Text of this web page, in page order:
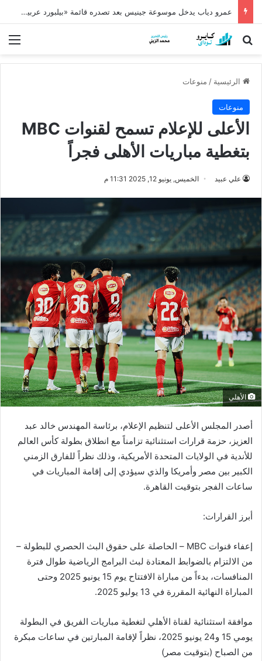
عمرو دياب يدخل موسوعة جينيس بعد تصدره قائمة «بيلبورد عربية» لـ68 أسبوعًا
بحث عن
الرئيسية / منوعات
منوعات
الأعلى للإعلام تسمح لقنوات MBC
بتغطية مباريات الأهلى فجراً
علي عبيد الخميس, يونيو 12, 2025 11:31 م
الأهلي
أصدر المجلس الأعلى لتنظيم الإعلام، برئاسة المهندس خالد عبد
العزيز، حزمة قرارات استثنائية تزامناً مع انطلاق بطولة كأس العالم
للأندية في الولايات المتحدة الأمريكية، وذلك نظراً للفارق الزمني
الكبير بين مصر وأمريكا والذي سيؤدي إلى إقامة المباريات في
ساعات الفجر بتوقيت القاهرة.
أبرز القرارات:
إعفاء قنوات MBC – الحاصلة على حقوق البث الحصري للبطولة –
من الالتزام بالضوابط المعتادة لبث البرامج الرياضية طوال فترة
المنافسات، بدءاً من مباراة الافتتاح يوم 15 يونيو 2025 وحتى
المباراة النهائية المقررة في 13 يوليو 2025.
موافقة استثنائية لقناة الأهلي لتغطية مباريات الفريق في البطولة
يومي 15 و24 يونيو 2025، نظراً لإقامة المبارتين في ساعات مبكرة
من الصباح (بتوقيت مصر)